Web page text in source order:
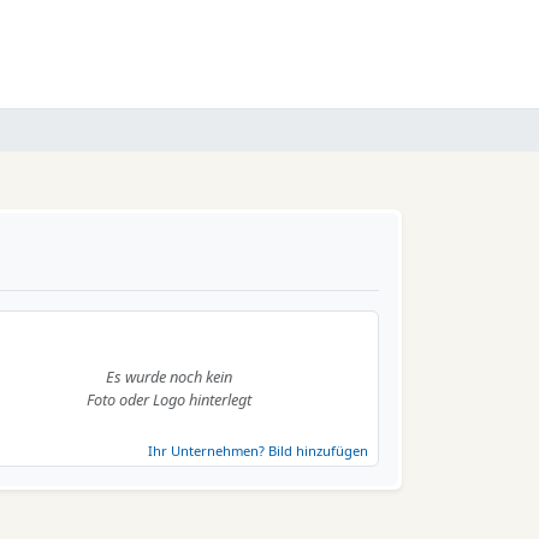
Es wurde noch kein
Foto oder Logo hinterlegt
Ihr Unternehmen? Bild hinzufügen